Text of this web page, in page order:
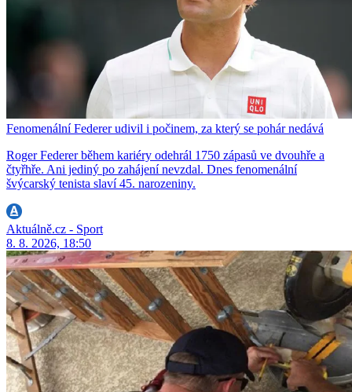
Fenomenální Federer udivil i počinem, za který se pohár nedává
Roger Federer během kariéry odehrál 1750 zápasů ve dvouhře a
čtyřhře. Ani jediný po zahájení nevzdal. Dnes fenomenální
švýcarský tenista slaví 45. narozeniny.
Aktuálně.cz - Sport
8. 8. 2026, 18:50